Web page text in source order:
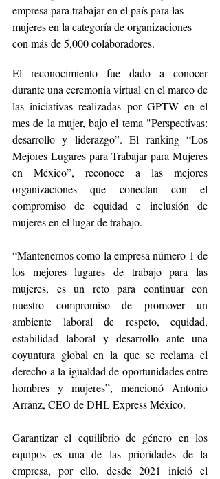
empresa para trabajar en el país para las
mujeres en la categoría de organizaciones
con más de 5,000 colaboradores.
El reconocimiento fue dado a conocer
durante una ceremonia virtual en el marco de
las iniciativas realizadas por GPTW en el
mes de la mujer, bajo el tema "Perspectivas:
desarrollo y liderazgo”. El ranking “Los
Mejores Lugares para Trabajar para Mujeres
en México”, reconoce a las mejores
organizaciones que conectan con el
compromiso de equidad e inclusión de
mujeres en el lugar de trabajo.
“Mantenernos como la empresa número 1 de
los mejores lugares de trabajo para las
mujeres, es un reto para continuar con
nuestro compromiso de promover un
ambiente laboral de respeto, equidad,
estabilidad laboral y desarrollo ante una
coyuntura global en la que se reclama el
derecho a la igualdad de oportunidades entre
hombres y mujeres”, mencionó Antonio
Arranz, CEO de DHL Express México.
Garantizar el equilibrio de género en los
equipos es una de las prioridades de la
empresa, por ello, desde 2021 inició el